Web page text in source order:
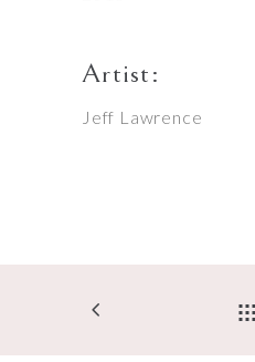
Artist:
Jeff Lawrence